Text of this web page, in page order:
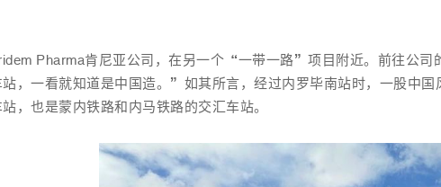
Pharma肯尼亚公司，在另一个“一带一路”项目附近。前往公
，一看就知道是中国造。”如其所言，经过内罗毕南站时，一股中
，也是蒙内铁路和 内马铁路的交汇车站。